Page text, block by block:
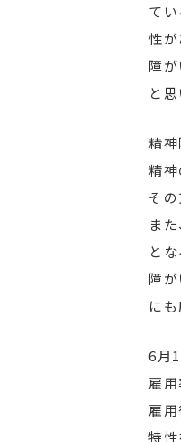
て
性が
障
と思
精
精
そ
ま
と
障
に
6月
雇
雇
特